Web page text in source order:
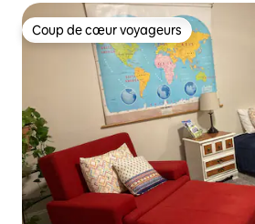
Coup de cœur voyageurs
Coup de cœur voyageurs